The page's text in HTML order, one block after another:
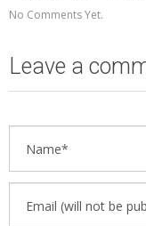
No Comments Yet.
Leave a